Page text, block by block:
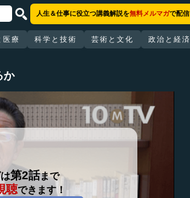
人生＆仕事に役立つ講義解説を無料メルマガで配信
医療 科学と技術 芸術と文化 政治と経済
か
第2話まで
聴できます！